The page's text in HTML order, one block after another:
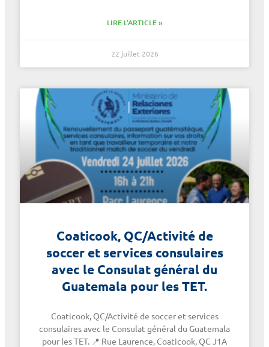
LIRE L'ARTICLE »
22 juillet 2026
Coaticook, QC/Activité de
soccer et services consulaires
avec le Consulat général du
Guatemala pour les TET.
Coaticook, QC/Activité de soccer et services
consulaires avec le Consulat général du Guatemala
pour les TET. 📍 Rue Laurence, Coaticook, QC J1A